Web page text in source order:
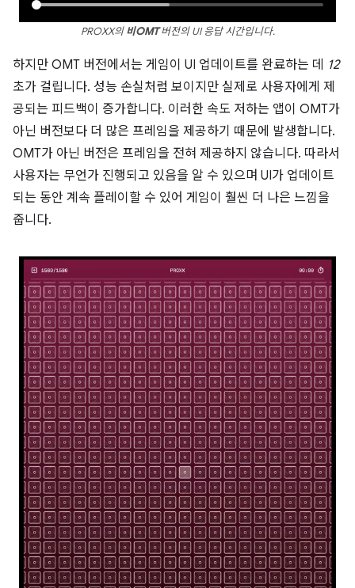
PROXX의비OMT버전의 UI 응답 시간입니다.
하지만 OMT 버전에서는 게임이 UI 업데이트를 완료하는 데
12
초가 걸립니다. 성능 손실처럼 보이지만 실제로 사용자에게 제
공되는 피드백이 증가합니다. 이러한 속도 저하는 앱이 OMT가
아닌 버전보다 더 많은 프레임을 제공하기 때문에 발생합니다.
OMT가 아닌 버전은 프레임을 전혀 제공하지 않습니다. 따라서
사용자는 무언가 진행되고 있음을 알 수 있으며 UI가 업데이트
되는 동안 계속 플레이할 수 있어 게임이 훨씬 더 나은 느낌을
줍니다.